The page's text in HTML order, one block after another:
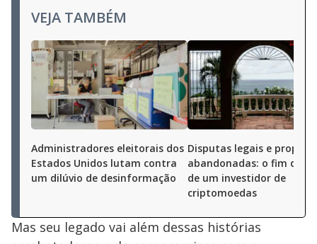
VEJA TAMBÉM
Administradores eleitorais dos
Estados Unidos lutam contra
um dilúvio de desinformação
Disputas legais e
abandonadas: o fim do
de um investidor de
criptomoedas
Mas seu legado vai além dessas histórias